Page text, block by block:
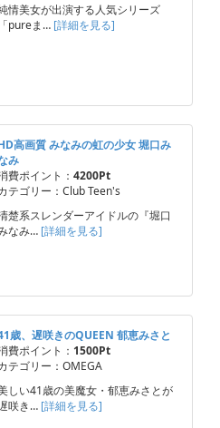
情美女が出演する人気シリーズ
「pureま… [詳細を見る]
高画質 みなみの虹の少女 堀口み
み
費ポイント： 4200Pt
テゴリー：Club Teen's
楚系スレンダーアイドルの『堀口
なみ… [詳細を見る]
歳、遅咲きのQUEEN 郁恵みさと
費ポイント： 1500Pt
テゴリー：OMEGA
しい41歳の美魔女・郁恵みさとが
咲き… [詳細を見る]